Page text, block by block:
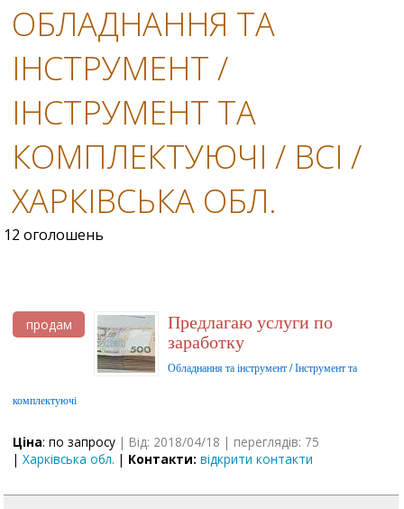
ОБЛАДНАННЯ ТА
ІНСТРУМЕНТ /
ІНСТРУМЕНТ ТА
КОМПЛЕКТУЮЧІ / ВСІ /
ХАРКІВСЬКА ОБЛ.
12 оголошень
продам Предлагаю услуги по
заработку
Обладнання та інструмент / Інструмент та
комплектуючі
Ціна: по запросу | Від: 2018/04/18 | переглядів: 75
|Харківська обл. | Контакти: відкрити контакти